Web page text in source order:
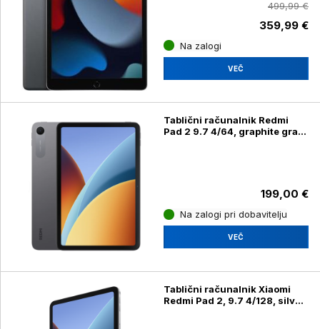
499,99 €
359,99 €
Na zalogi
VEČ
Tablični računalnik Redmi
Pad 2 9.7 4/64, graphite gray
199,00 €
Na zalogi pri dobavitelju
VEČ
Tablični računalnik Xiaomi
Redmi Pad 2, 9.7 4/128, silver